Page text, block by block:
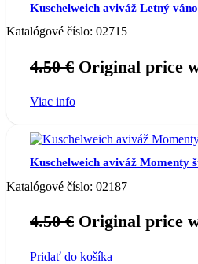
Kuschelweich aviváž Letný
Katalógové číslo: 02715
4.50€ Original price
Viac info
Kuschelweich aviváž Momenty
Katalógové číslo: 02187
4.50€ Original price
Pridať do košíka